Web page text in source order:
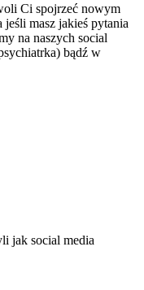
Ci spojrzeć nowym
masz jakieś pytania
na naszych social
bądź w
jak social media